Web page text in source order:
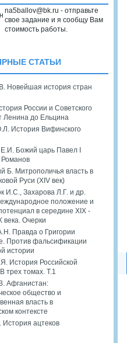
na5ballov@bk.ru - отправьте
свое задание и я сообщу Вам
стоимость работы.
СТАТЬИ
Новейшая история стран
России и Советского
Ленина до Ельцина
История Вифинского
Е.И. Божий царь Павел I
Романов
Б. Митрополичья власть в
Руси (XIV век)
И.С., Захарова Л.Г. и др.
положение и
в середине XIX -
века. Очерки
Правда о Григории
Против фальсификации
истории
История Российской
трех томах. Т.1
Афганистан:
общество и
власть в
контексте
ацтеков